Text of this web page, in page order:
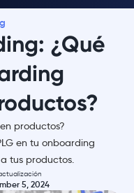
¿Qué
productos?
en tu onboarding
tus productos.
5, 2024